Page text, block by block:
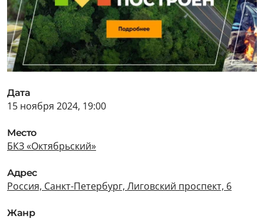
Дата
15 ноября 2024, 19:00
Место
БКЗ «Октябрьский»
Адрес
Россия, Санкт-Петербург, Лиговский проспект, 6
Жанр